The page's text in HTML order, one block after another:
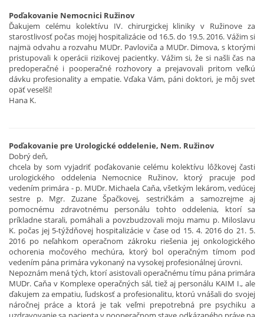
Poďakovanie Nemocnici Ružinov
Ďakujem celému kolektívu IV. chirurgickej kliniky v Ružinove za
starostlivosť počas mojej hospitalizácie od 16.5. do 19.5. 2016. Vážim si
najmä odvahu a rozvahu MUDr. Pavloviča a MUDr. Dimova, s ktorými
pristupovali k operácii rizikovej pacientky. Vážim si, že si našli čas na
predoperačné i pooperačné rozhovory a prejavovali pritom veľkú
dávku profesionality a empatie. Vďaka Vám, páni doktori, je môj svet
opäť veselší!
Hana K.
Poďakovanie pre Urologické oddelenie, Nem. Ružinov
Dobrý deň,
chcela by som vyjadriť poďakovanie celému kolektívu lôžkovej časti
urologického oddelenia Nemocnice Ružinov, ktorý pracuje pod
vedením primára - p. MUDr. Michaela Caňa, všetkým lekárom, vedúcej
sestre p. Mgr. Zuzane Špačkovej, sestričkám a samozrejme aj
pomocnému zdravotnému personálu tohto oddelenia, ktorí sa
príkladne starali, pomáhali a povzbudzovali moju mamu p. Miloslavu
K. počas jej 5-týždňovej hospitalizácie v čase od 15. 4. 2016 do 21. 5.
2016 po neľahkom operačnom zákroku riešenia jej onkologického
ochorenia močového mechúra, ktorý bol operačným tímom pod
vedením pána primára vykonaný na vysokej profesionálnej úrovni.
Nepoznám mená tých, ktorí asistovali operačnému tímu pána primára
MUDr. Caňa v Komplexe operačných sál, tiež aj personálu KAIM I., ale
ďakujem za empatiu, ľudskosť a profesionalitu, ktorú vnášali do svojej
náročnej práce a ktorá je tak veľmi prepotrebná pre psychiku a